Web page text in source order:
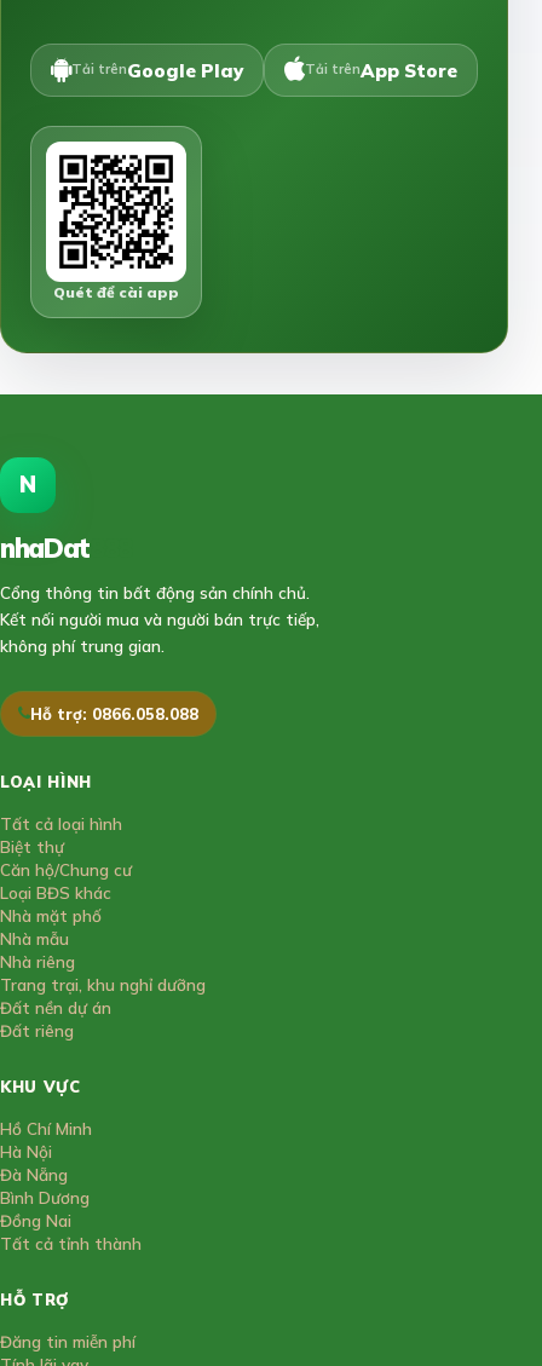
Tải trênGoogle Play Tải trênApp Store
Quét để cài app
N
nhaDat
Cổng thông tin bất động sản chính chủ.
Kết nối người mua và người bán trực tiếp,
không phí trung gian.
Hỗ trợ: 0866.058.088
LOẠI HÌNH
Tất cả loại hình
Biệt thự
Căn hộ/Chung cư
Loại BĐS khác
Nhà mặt phố
Nhà mẫu
Nhà riêng
Trang trại, khu nghỉ dưỡng
Đất nền dự án
Đất riêng
KHU VỰC
Hồ Chí Minh
Hà Nội
Đà Nẵng
Bình Dương
Đồng Nai
Tất cả tỉnh thành
HỖ TRỢ
Đăng tin miễn phí